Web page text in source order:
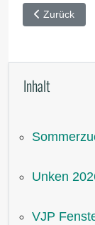
Vorheriger
Zurück
Inhalt
Unken
VJP